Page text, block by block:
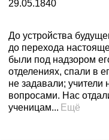
29.05.1840
До устройства
до перехода
были под надзором
отделениях, спали в
не задавали;
вопросами. Нас
ученицам... Ещё